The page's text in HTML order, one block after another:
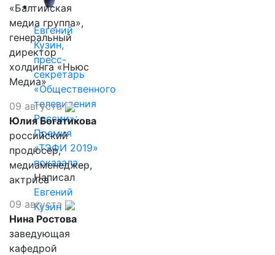
Евгений
Кузин,
пресс-
секретарь
«Общественного
телевидения
России»:
Премия
«ТЭФИ 2019»
показала,…
Написал
Евгений
Кузин
«Балтийская
медиа группа»,
генеральный
директор
холдинга «Ньюс
Медиа»
09 августа
Юлия Богатикова
российский
продюсер,
медиаменеджер,
актриса
09 августа
Нина Ростова
заведующая
кафедрой